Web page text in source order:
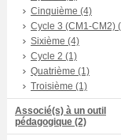
Cinquième (4)
Cycle 3 (CM1-CM2)
Sixième (4)
Cycle 2 (1)
Quatrième (1)
Troisième (1)
Associé(s) à un outil
pédagogique (2)